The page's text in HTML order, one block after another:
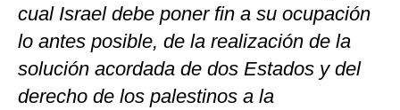
cual Israel debe poner fin a su ocupación
lo antes posible, de la realización de la
solución acordada de dos Estados y del
derecho de los palestinos a la